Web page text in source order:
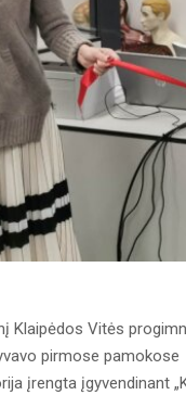
Klaipėdos Vitės
pirmose
įrengta įgyvendinant